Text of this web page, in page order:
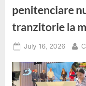
penitenciare
tranzitorie la
Posted
July 16, 2026